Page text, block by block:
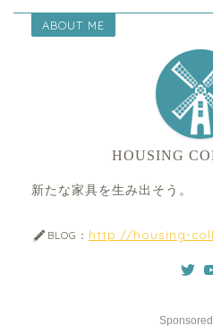
ABOUT ME
HOUSING
新たな家具を生み出そう。
BLOG： http://housing-